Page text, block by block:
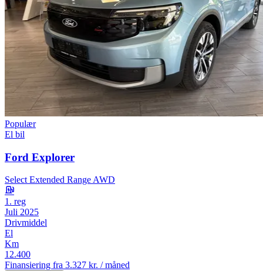
Populær
El bil
Ford Explorer
Select Extended Range AWD
1. reg
Juli 2025
Drivmiddel
El
Km
12.400
Finansiering fra 3.327 kr. / måned